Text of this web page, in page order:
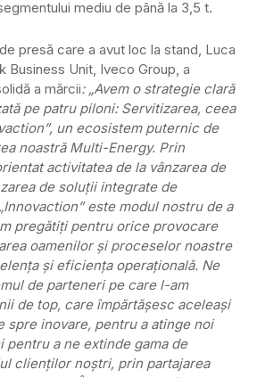
mediu de până la 3,5 t.
presă care a avut loc la stand, Luca
Business Unit, Iveco Group, a
a mărcii: „Avem o strategie clară
pe patru piloni: Servitizarea, ceea
un ecosistem puternic de
noastră Multi-Energy. Prin
activitatea de la vânzarea de
de soluții integrate de
este modul nostru de a
pregătiți pentru orice provocare
oamenilor și proceselor noastre
și eficiența operațională. Ne
de parteneri pe care l-am
de top, care împărtășesc aceleași
spre inovare, pentru a atinge noi
a ne extinde gama de
clienților noștri, prin partajarea